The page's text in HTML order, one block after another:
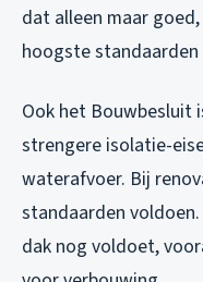
dat alleen maar
hoogste
Ook het Bouwbesluit
strengere isolatie-
waterafvoer. Bij
standaarden
dak nog voldoet,